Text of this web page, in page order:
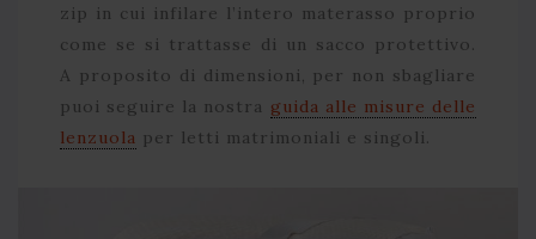
zip in cui infilare l’intero materasso proprio
come se si trattasse di un sacco protettivo.
A proposito di dimensioni, per non sbagliare
puoi seguire la nostra guida alle misure delle
lenzuola per letti matrimoniali e singoli.